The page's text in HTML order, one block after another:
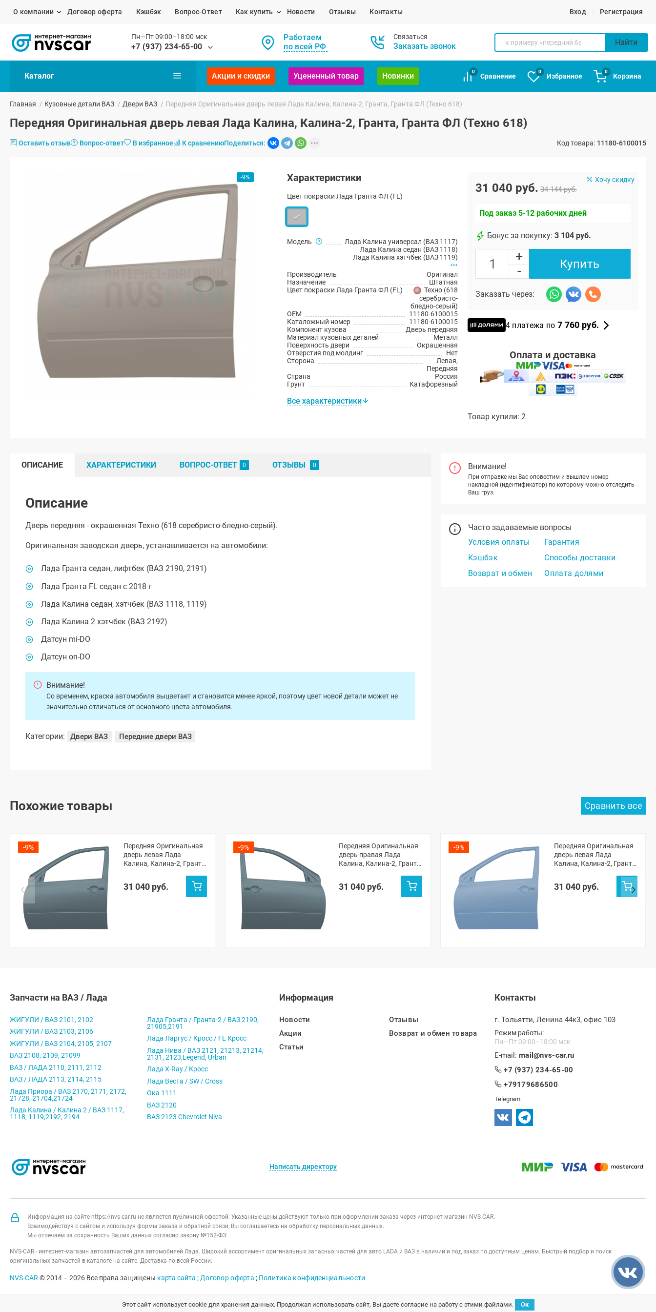
О компании Договор оферта Кэшбэк Вопрос-Ответ Как купить Новости Отзывы Контакты Вход Регистрация
Пн—Пт 09:00–18:00 мск
+7 (937) 234-65-00
Работаем
по всей РФ
Связаться
Заказать звонок Найти
Каталог Акции и скидки Уцененный товар Новинки
0
Сравнение
0
Избранное
0
Корзина
Главная / Кузовные детали ВАЗ / Двери ВАЗ / Передняя Оригинальная дверь левая Лада Калина, Калина-2, Гранта, Гранта ФЛ (Техно 618)
Передняя Оригинальная дверь левая Лада Калина, Калина-2, Гранта, Гранта ФЛ (Техно 618)
Оставить отзыв Вопрос-ответ В избранное К сравнениюПоделиться: Код товара: 11180-6100015
-9% Характеристики
Цвет покраски Лада Гранта ФЛ (FL)
Модель
Лада Калина универсал (ВАЗ 1117)
Лада Калина седан (ВАЗ 1118)
Лада Калина хэтчбек (ВАЗ 1119)
Производитель
Оригинал
Назначение
Штатная
Цвет покраски Лада Гранта ФЛ (FL)
Техно (618
серебристо-
бледно-серый)
OEM
11180-6100015
Каталожный номер
11180-6100015
Компонент кузова
Дверь передняя
Материал кузовных деталей
Металл
Поверхность двери
Окрашенная
Отверстия под молдинг
Нет
Сторона
Левая,
Передняя
Страна
Россия
Грунт
Катафорезный
Все характеристики
Хочу скидку
31 040 руб. 34 144 руб.
Под заказ 5-12 рабочих дней
Бонус за покупку: 3 104 руб.
+
-
Купить
Заказать через:
4 платежа по 7 760 руб.
Оплата и доставка
Товар купили: 2
Внимание!
При отправке мы Вас оповестим и вышлем номер
накладной (идентификатор) по которому можно отследить
Ваш груз.
Часто задаваемые вопросы
Условия оплаты
Гарантия
Кэшбэк
Способы доставки
Возврат и обмен
Оплата долями
ОПИСАНИЕ ХАРАКТЕРИСТИКИ ВОПРОС-ОТВЕТ ОТЗЫВЫ
Описание
Дверь передняя - окрашенная Техно (618 серебристо-бледно-серый).
Оригинальная заводская дверь, устанавливается на автомобили:
Лада Гранта седан, лифтбек (ВАЗ 2190, 2191)
Лада Гранта FL седан с 2018 г
Лада Калина седан, хэтчбек (ВАЗ 1118, 1119)
Лада Калина 2 хэтчбек (ВАЗ 2192)
Датсун mi-DO
Датсун on-DO
Внимание!
Со временем, краска автомобиля выцветает и становится менее яркой, поэтому цвет новой детали может не
значительно отличаться от основного цвета автомобиля.
Категории: Двери ВАЗ Передние двери ВАЗ
Похожие товары
-9%
Передняя Оригинальная
дверь левая Лада
Калина, Калина-2, Гранта,
31 040 руб.
-9%
Передняя Оригинальная
дверь правая Лада
Калина, Калина-2, Гранта,
31 040 руб.
-9%
Передняя Оригинальная
дверь левая Лада
Калина, Калина-2, Гранта,
31 040 руб.
Запчасти на ВАЗ / Лада
ЖИГУЛИ / ВАЗ 2101, 2102
ЖИГУЛИ / ВАЗ 2103, 2106
ЖИГУЛИ / ВАЗ 2104, 2105, 2107
ВАЗ 2108, 2109, 21099
ВАЗ / ЛАДА 2110, 2111, 2112
ВАЗ / ЛАДА 2113, 2114, 2115
Лада Приора / ВАЗ 2170, 2171, 2172,
21728, 21704,21724
Лада Калина / Калина 2 / ВАЗ 1117,
1118, 1119,2192, 2194
Лада Гранта / Гранта-2 / ВАЗ 2190,
21905,2191
Лада Ларгус / Кросс / FL Кросс
Лада Нива / ВАЗ 2121, 21213, 21214,
2131, 2123,Legend, Urban
Лада X-Ray / Кросс
Лада Веста / SW / Cross
Ока 1111
ВАЗ 2120
ВАЗ 2123 Chevrolet Niva
Информация
Новости
Акции
Статьи
Отзывы
Возврат и обмен товара
Контакты
г. Тольятти, Ленина 44к3, офис 103
Режим работы:
Пн—Пт 09:00–18:00 мск
E-mail: mail@nvs-car.ru
+7 (937) 234-65-00
+79179686500
Telegram
Написать директору
Информация на сайте https://nvs-car.ru не является публичной офертой. Указанные цены действуют только при оформлении заказа через интернет-магазин NVS-CAR.
Взаимодействуя с сайтом и используя формы заказа и обратной связи, Вы соглашаетесь на обработку персональных данных.
Мы отвечаем за сохранность Ваших данных согласно закону №152-ФЗ:
NVS-CAR - интернет-магазин автозапчастей для автомобилей Лада. Широкий ассортимент оригинальных запасных частей для авто LADA и ВАЗ в наличии и под заказ по доступным ценам. Быстрый подбор и поиск
оригинальных запчастей в каталоге на сайте. Доставка по всей России.
NVS-CAR © 2014 – 2026 Все права защищены карта сайта ; Договор оферта ; Политика конфиденциальности
Этот сайт использует cookie для хранения данных. Продолжая использовать сайт, Вы даете согласие на работу с этими файлами. Ок